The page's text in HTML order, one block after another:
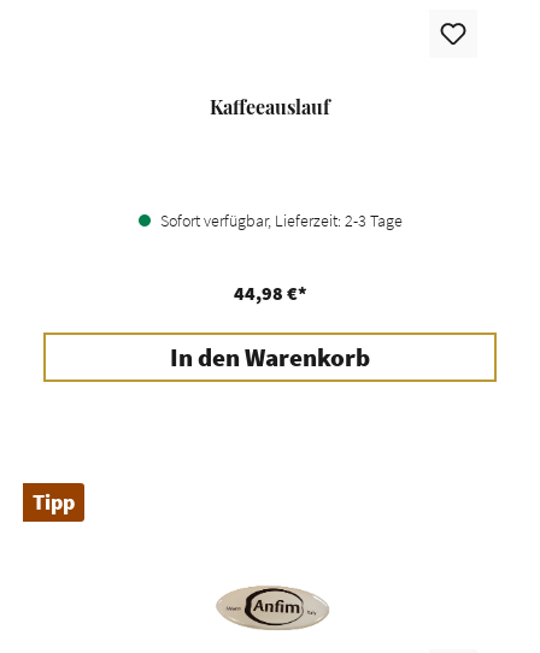
Kaffeeauslauf
Sofort verfügbar, Lieferzeit: 2-3 Tage
44,98 €*
In den Warenkorb
Tipp